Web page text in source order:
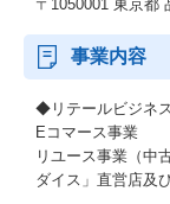
〒1050001 東京都
事業内容
◆リテールビジネ
Eコマース事業
リユース事業（中
ダイス」直営店及